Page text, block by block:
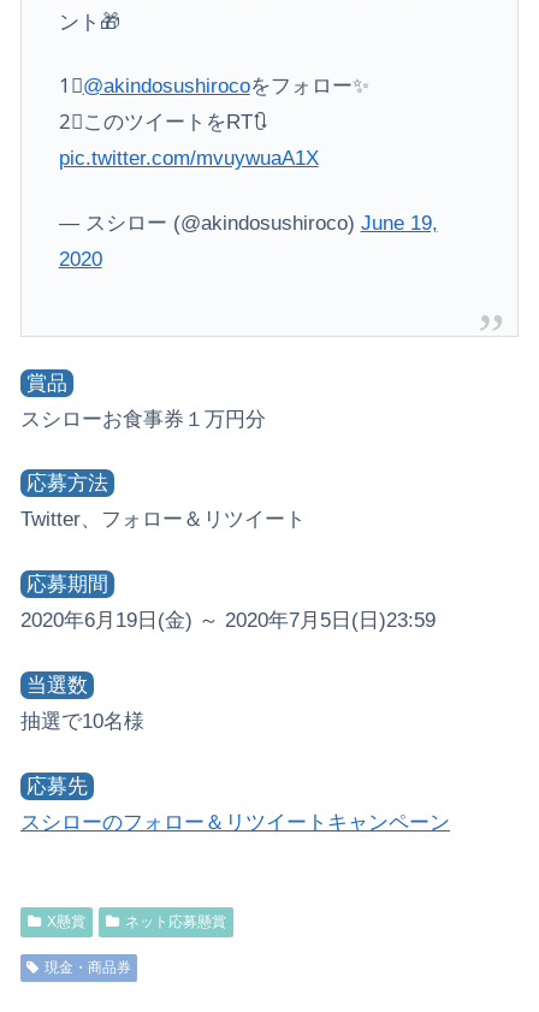
ント🎁
1⃣@akindosushirocoをフォロー✨
2⃣このツイートをRT🔃
pic.twitter.com/mvuywuaA1X
— スシロー (@akindosushiroco) June 19,
2020
賞品
スシローお食事券１万円分
応募方法
Twitter、フォロー＆リツイート
応募期間
2020年6月19日(金) ～ 2020年7月5日(日)23:59
当選数
抽選で10名様
応募先
スシローのフォロー＆リツイートキャンペーン
X懸賞 ネット応募懸賞
現金・商品券